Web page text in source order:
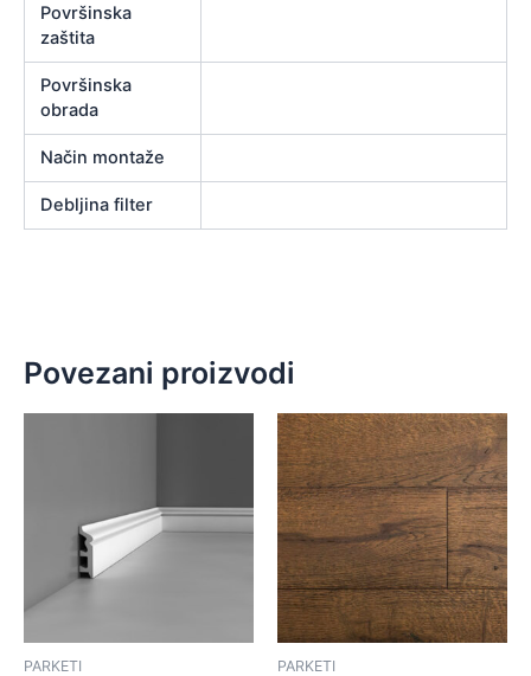
Površinska
zaštita
Površinska
obrada
Način montaže
Debljina filter
Povezani proizvodi
PARKETI PARKETI